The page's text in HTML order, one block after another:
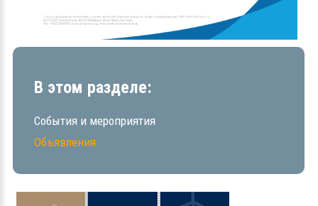
В этом разделе:
События и мероприятия
Объявления